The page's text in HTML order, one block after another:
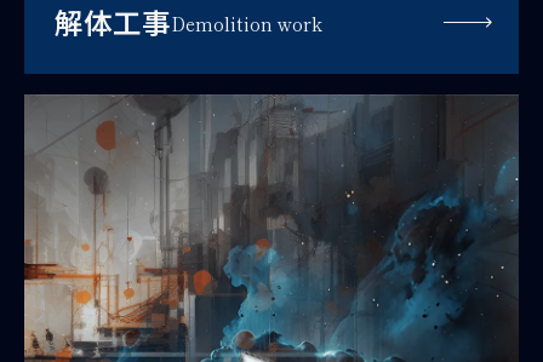
解体工事Demolition work